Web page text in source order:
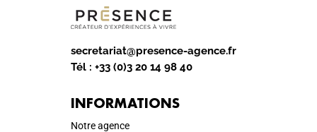
secretariat@presence-agence.fr
Tél : +33 (0)3 20 14 98 40
INFORMATIONS
Notre agence